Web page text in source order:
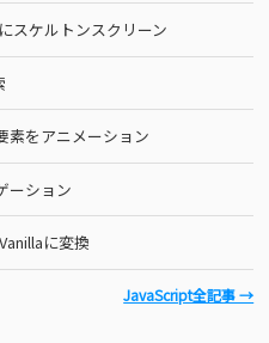
スケルトンスクリーン
素をアニメーション
ーション
に変換
JavaScript全記事 →